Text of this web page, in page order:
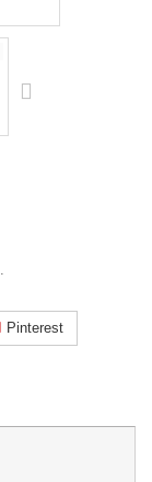
Pinterest